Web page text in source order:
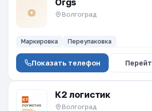
O Волгоград
Маркировка Переупаковка
Показать телефон
К2 логистик
Волгоград